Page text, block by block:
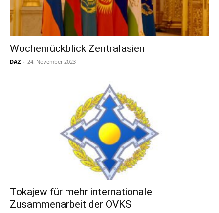
Wochenrückblick Zentralasien
DAZ - 24. November 2023
Tokajew für mehr internationale
Zusammenarbeit der OVKS